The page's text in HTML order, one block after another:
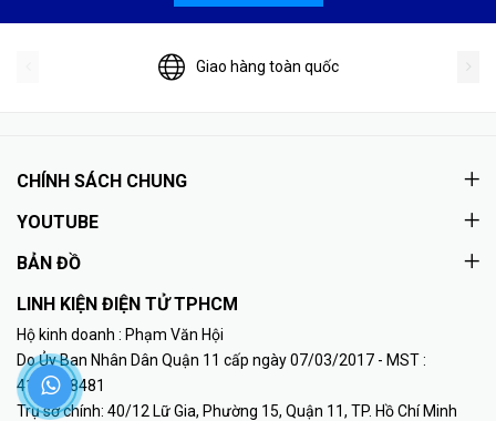
Giao hàng toàn quốc
CHÍNH SÁCH CHUNG
YOUTUBE
BẢN ĐỒ
LINH KIỆN ĐIỆN TỬ TPHCM
Hộ kinh doanh : Phạm Văn Hội
Do Ủy Ban Nhân Dân Quận 11 cấp ngày 07/03/2017 - MST :
41K8018481
Trụ sở chính: 40/12 Lữ Gia, Phường 15, Quận 11, TP. Hồ Chí Minh